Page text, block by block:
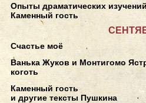
Опыты драматических
Каменный гость
Счастье моё
Ванька Жуков и Монтигомо
коготь
Каменный гость
и другие тексты Пушкина